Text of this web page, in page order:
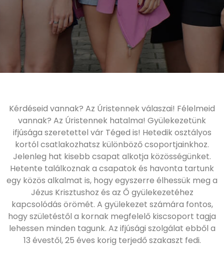
Kérdéseid vannak? Az Úristennek válaszai! Félelmeid
vannak? Az Úristennek hatalma! Gyülekezetünk
ifjúsága szeretettel vár Téged is! Hetedik osztályos
kortól csatlakozhatsz különböző csoportjainkhoz.
Jelenleg hat kisebb csapat alkotja közösségünket.
Hetente találkoznak a csapatok és havonta tartunk
egy közös alkalmat is, hogy egyszerre élhessük meg a
Jézus Krisztushoz és az Ő gyülekezetéhez
kapcsolódás örömét. A gyülekezet számára fontos,
hogy születéstől a kornak megfelelő kiscsoport tagja
lehessen minden tagunk. Az ifjúsági szolgálat ebből a
13 évestől, 25 éves korig terjedő szakaszt fedi.